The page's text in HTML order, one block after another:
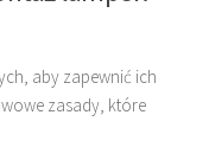
aby zapewnić ich
zasady, które